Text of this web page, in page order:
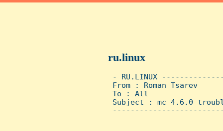
ru.linux
- RU.LINUX
From : Roman Tsarev
To : All
Subject : mc 4.6.0